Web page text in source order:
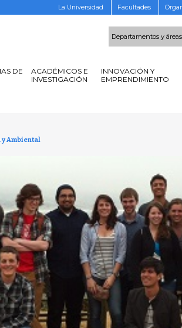
La Universidad Facultades
Departamentos y
DE
ACADÉMICOS E
INVESTIGACIÓN
INNOVACIÓN Y
EMPRENDIMIENTO
Ambiental